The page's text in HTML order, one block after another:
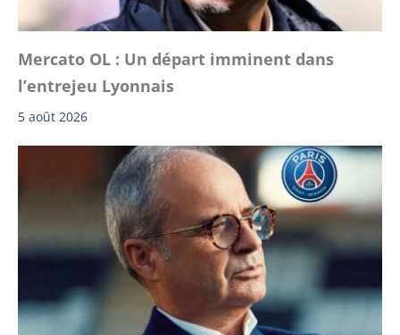
Mercato OL : Un départ imminent dans
l’entrejeu Lyonnais
5 août 2026